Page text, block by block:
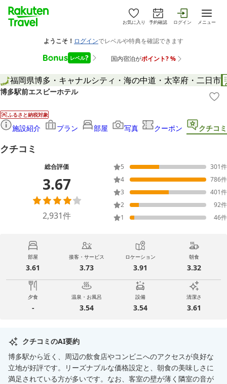
お気に入り 予約確認 ログイン メニュー
福岡県博多・キャナルシティ・海の中道・太宰府・二日市
博多駅前エスビーホテル
ふるさと納税対象
施設紹介 プラン 部屋 写真 クーポン クチコミ
クチコミ
総合評価
3.67
2,931件
5 301件
4
786件
3
401件
2
92件
1
46件
部屋
3.61
接客・サービス
3.73
ロケーション
3.91
朝食
3.32
夕食
-
温泉・お風呂
3.54
設備
3.54
清潔さ
3.61
クチコミのAI要約
博多駅から近く、周辺の飲食店やコンビニへのアクセスが良好な
立地が好評です。リーズナブルな価格設定と、朝食の美味しさに
満足されている方が多いです。なお、客室の壁が薄く隣室の音が